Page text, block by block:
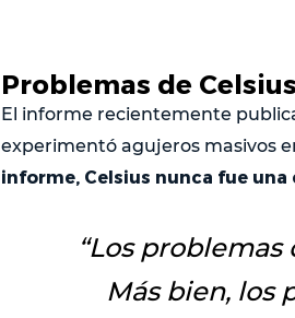
Problemas de
El informe recientemente
experimentó agujeros masivos
informe, Celsius nunca fue una
“Los problemas
Más bien, los